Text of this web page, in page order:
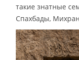
такие знатные
Спахбады,